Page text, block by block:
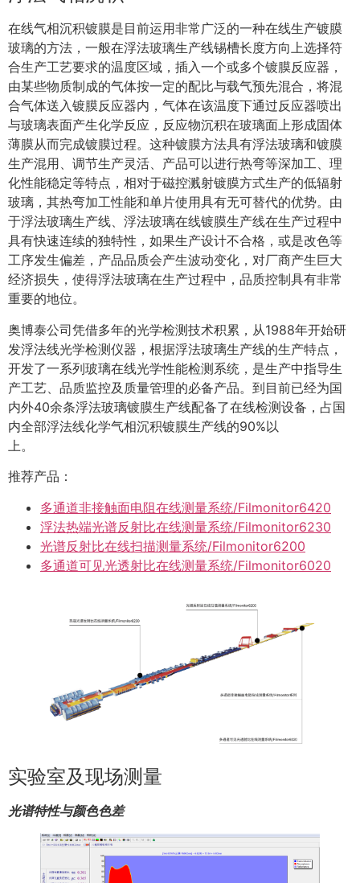
在线气相沉积镀膜是目前运用非常广泛的一种在线生产镀膜
玻璃的方法，一般在浮法玻璃生产线锡槽长度方向上选择符
合生产工艺要求的温度区域，插入一个或多个镀膜反应器，
由某些物质制成的气体按一定的配比与载气预先混合，将混
合气体送入镀膜反应器内，气体在该温度下通过反应器喷出
与玻璃表面产生化学反应，反应物沉积在玻璃面上形成固体
薄膜从而完成镀膜过程。这种镀膜方法具有浮法玻璃和镀膜
生产混用、调节生产灵活、产品可以进行热弯等深加工、理
化性能稳定等特点，相对于磁控溅射镀膜方式生产的低辐射
玻璃，其热弯加工性能和单片使用具有无可替代的优势。由
于浮法玻璃生产线、浮法玻璃在线镀膜生产线在生产过程中
具有快速连续的独特性，如果生产设计不合格，或是改色等
工序发生偏差，产品品质会产生波动变化，对厂商产生巨大
经济损失，使得浮法玻璃在生产过程中，品质控制具有非常
重要的地位。
奥博泰公司凭借多年的光学检测技术积累，从1988年开始研
发浮法线光学检测仪器，根据浮法玻璃生产线的生产特点，
开发了一系列玻璃在线光学性能检测系统，是生产中指导生
产工艺、品质监控及质量管理的必备产品。到目前已经为国
内外40余条浮法玻璃镀膜生产线配备了在线检测设备，占国
内全部浮法线化学气相沉积镀膜生产线的90%以
上。
推荐产品：
多通道非接触面电阻在线测量系统/Filmonitor6420
浮法热端光谱反射比在线测量系统/Filmonitor6230
光谱反射比在线扫描测量系统/Filmonitor6200
多通道可见光透射比在线测量系统/Filmonitor6020
实验室及现场测量
光谱特性与颜色色差